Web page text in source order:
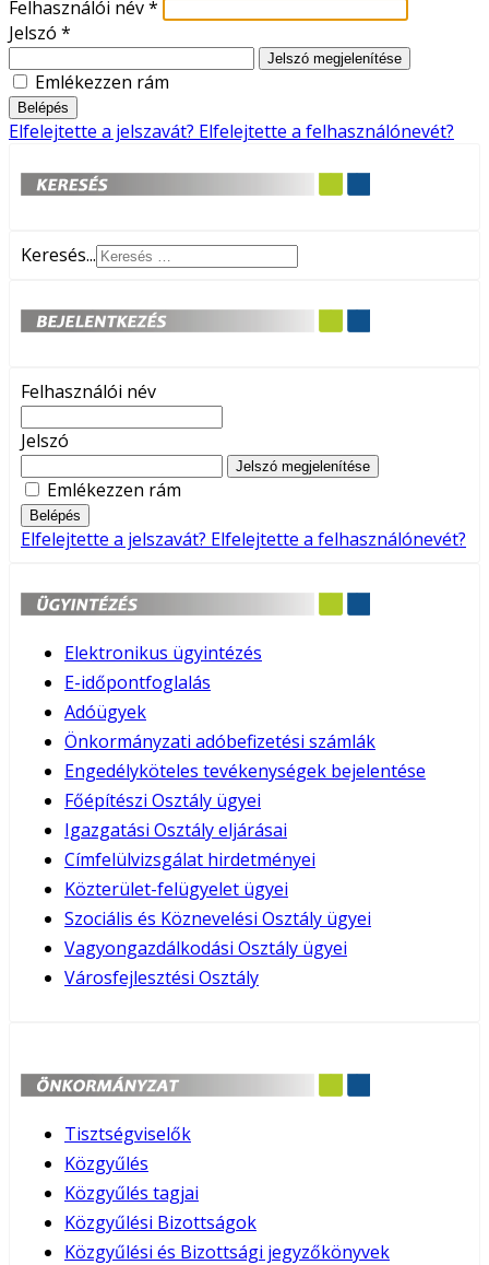
Felhasználói név*
Jelszó *
Jelszó megjelenítése
Emlékezzen rám
Belépés
Elfelejtette a jelszavát? Elfelejtette a felhasználónevét?
Keresés...
Felhasználói név
Jelszó
Jelszó megjelenítése
Emlékezzen rám
Belépés
Elfelejtette a jelszavát? Elfelejtette a felhasználónevét?
Elektronikus ügyintézés
E-időpontfoglalás
Adóügyek
Önkormányzati adóbefizetési számlák
Engedélyköteles tevékenységek bejelentése
Főépítészi Osztály ügyei
Igazgatási Osztály eljárásai
Címfelülvizsgálat hirdetményei
Közterület-felügyelet ügyei
Szociális és Köznevelési Osztály ügyei
Vagyongazdálkodási Osztály ügyei
Városfejlesztési Osztály
Tisztségviselők
Közgyűlés
Közgyűlés tagjai
Közgyűlési Bizottságok
Közgyűlési és Bizottsági jegyzőkönyvek